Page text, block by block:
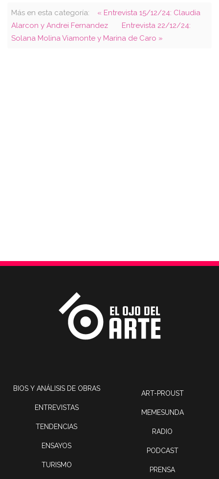
Más en esta categoría:
« Entrevista 15/12/24: Claudia
Alarcon y Andrei Fernandez
Entrevista 22/12/24:
Solana Molina Viamonte y Marina de Caro »
BIOS Y ANÁLISIS DE OBRAS
ENTREVISTAS
TENDENCIAS
ENSAYOS
TURISMO
ART-PROUST
MEMESUNDA
RADIO
PODCAST
PRENSA